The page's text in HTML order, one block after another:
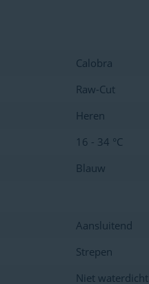
Calobra
Raw-Cut
Heren
16 - 34 °C
Blauw
Aansluitend
Strepen
Niet waterdicht